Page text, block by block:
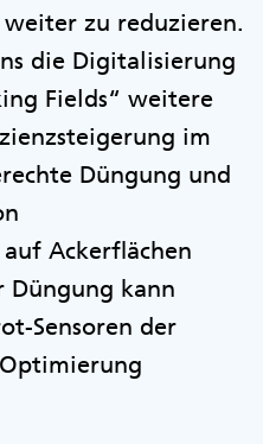
zu reduzieren.
die Digitalisierung
Fields“ weitere
im
Düngung und
Ackerflächen
Düngung kann
Sensoren der